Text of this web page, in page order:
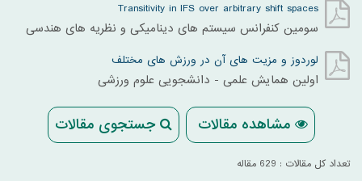
Transitivity in IFS over arbitrary shift spaces
سومين کنفرانس سيستم های ديناميکی و نظريه های هندسی
لوردوز و مزیت های آن در ورزش های مختلف
اولین همایش علمی - دانشجویی علوم ورزشی
مشاهده مقالات جستجوی مقالات
تعداد کل مقالات : 629 مقاله